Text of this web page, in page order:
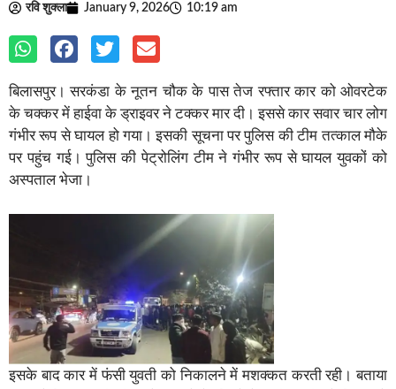
रवि शुक्ला January 9, 2026 10:19 am
बिलासपुर। सरकंडा के नूतन चौक के पास तेज रफ्तार कार को ओवरटेक
के चक्कर में हाईवा के ड्राइवर ने टक्कर मार दी। इससे कार सवार चार लोग
गंभीर रूप से घायल हो गया। इसकी सूचना पर पुलिस की टीम तत्काल मौके
पर पहुंच गई। पुलिस की पेट्रोलिंग टीम ने गंभीर रूप से घायल युवकों को
अस्पताल भेजा।
इसके बाद कार में फंसी युवती को निकालने में मशक्कत करती रही। बताया